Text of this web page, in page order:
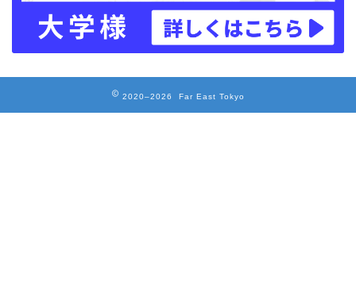
2020–2026 Far East Tokyo